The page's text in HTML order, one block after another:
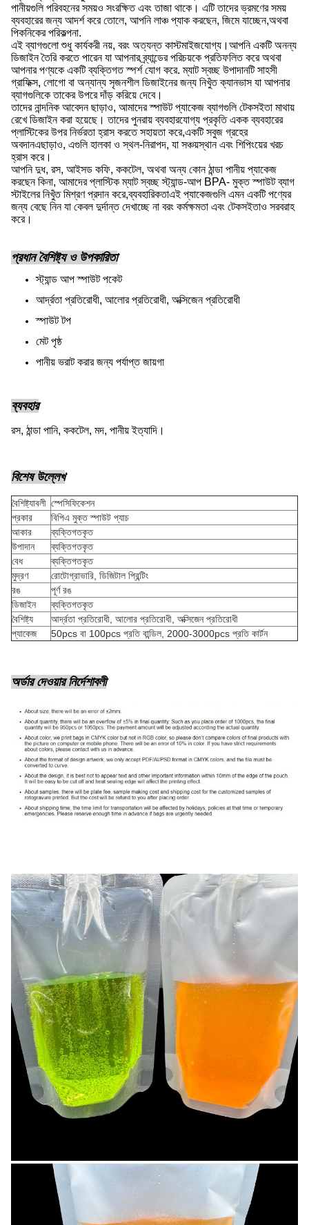
পানীয়গুলি পরিবহনের সময়ও সংরক্ষিত এবং তাজা থাকে। এটি তাদের ভ্রমণের সময়
ব্যবহারের জন্য আদর্শ করে তোলে, আপনি লাঞ্চ প্যাক করছেন, জিমে যাচ্ছেন,অথবা
পিকনিকের পরিকল্পনা.
এই ব্যাগগুলো শুধু কার্যকরী নয়, বরং অত্যন্ত কাস্টমাইজযোগ্য।আপনি একটি অনন্য
ডিজাইন তৈরি করতে পারেন যা আপনার ব্র্যান্ডের পরিচয়কে প্রতিফলিত করে অথবা
আপনার পণ্যকে একটি ব্যক্তিগত স্পর্শ যোগ করে. ম্যাট স্বচ্ছ উপাদানটি সাহসী
গ্রাফিক্স, লোগো বা অন্যান্য সৃজনশীল ডিজাইনের জন্য নিখুঁত ক্যানভাস যা আপনার
ব্যাগগুলিকে তাকের উপরে দাঁড় করিয়ে দেবে।
তাদের নান্দনিক আবেদন ছাড়াও, আমাদের স্পাউট প্যাকেজ ব্যাগগুলি টেকসইতা মাথায়
রেখে ডিজাইন করা হয়েছে। তাদের পুনরায় ব্যবহারযোগ্য প্রকৃতি একক ব্যবহারের
প্লাস্টিকের উপর নির্ভরতা হ্রাস করতে সহায়তা করে,একটি সবুজ গ্রহের
অবদানএছাড়াও, এগুলি হালকা ও স্থল-নিরাপদ, যা সঞ্চয়স্থান এবং শিপিংয়ের খরচ
হ্রাস করে।
আপনি দুধ, রস, আইসড কফি, ককটেল, অথবা অন্য কোন ঠান্ডা পানীয় প্যাকেজ
করছেন কিনা, আমাদের প্লাস্টিক ম্যাট স্বচ্ছ স্ট্যান্ড-আপ BPA- মুক্ত স্পাউট ব্যাগ
স্টাইলের নিখুঁত মিশ্রণ প্রদান করে,ব্যবহারিকতাএই প্যাকেজগুলি এমন একটি পণ্যের
জন্য বেছে নিন যা কেবল দুর্দান্ত দেখাচ্ছে না বরং কর্মক্ষমতা এবং টেকসইতাও সরবরাহ
করে।
প্রধান বৈশিষ্ট্য ও উপকারিতা
স্ট্যান্ড আপ স্পাউট পকেট
আর্দ্রতা প্রতিরোধী, আলোর প্রতিরোধী, অক্সিজেন প্রতিরোধী
স্পাউট টপ
মেট পৃষ্ঠ
পানীয় ভরাট করার জন্য পর্যাপ্ত জায়গা
ব্যবহার
রস, ঠান্ডা পানি, ককটেল, মদ, পানীয় ইত্যাদি।
বিশেষ উল্লেখ
বৈশিষ্ট্যাবলী স্পেসিফিকেশন
প্রকার
বিপিএ মুক্ত স্পাউট প্যাচ
আকার
ব্যক্তিগতকৃত
উপাদান
ব্যক্তিগতকৃত
বেধ
ব্যক্তিগতকৃত
মুদ্রণ
রোটোগ্রাভারি, ডিজিটাল প্রিন্টিং
রঙ
পূর্ণ রঙ
ডিজাইন
ব্যক্তিগতকৃত
বৈশিষ্ট্য
আর্দ্রতা প্রতিরোধী, আলোর প্রতিরোধী, অক্সিজেন প্রতিরোধী
প্যাকেজ
50pcs বা 100pcs প্রতি বান্ডিল, 2000-3000pcs প্রতি কার্টন
অর্ডার দেওয়ার নির্দেশাবলী